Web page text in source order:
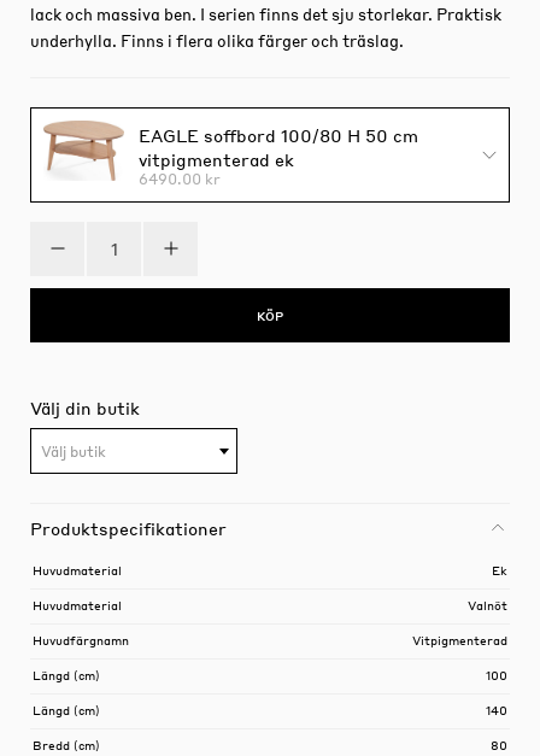
lack och massiva ben. I serien finns det sju storlekar. Praktisk
underhylla. Finns i flera olika färger och träslag.
EAGLE soffbord 100/80 H 50 cm
vitpigmenterad ek
6490.00 kr
KÖP
Välj din butik
Välj butik
Produktspecifikationer
Huvudmaterial Ek
Huvudmaterial Valnöt
Huvudfärgnamn Vitpigmenterad
Längd (cm) 100
Längd (cm) 140
Bredd (cm) 80